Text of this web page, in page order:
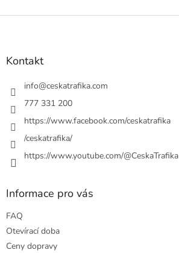
Z
Kontakt
info@ceskatrafika.com
777 331 200
https://www.facebook.com/ceskatrafika
/ceskatrafika/
https://www.youtube.com/@CeskaTrafika
Informace pro vás
FAQ
Otevírací doba
Ceny dopravy